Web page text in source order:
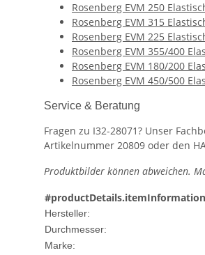
Rosenberg EVM 250
Rosenberg EVM 315
Rosenberg EVM 225
Rosenberg EVM 355/400
Rosenberg EVM 180/200
Rosenberg EVM 450/500
Service & Beratung
Fragen zu I32-28071? Unser
Artikelnummer 20809 oder den
Produktbilder können abweichen.
Hersteller:
Durchmesser:
Marke: